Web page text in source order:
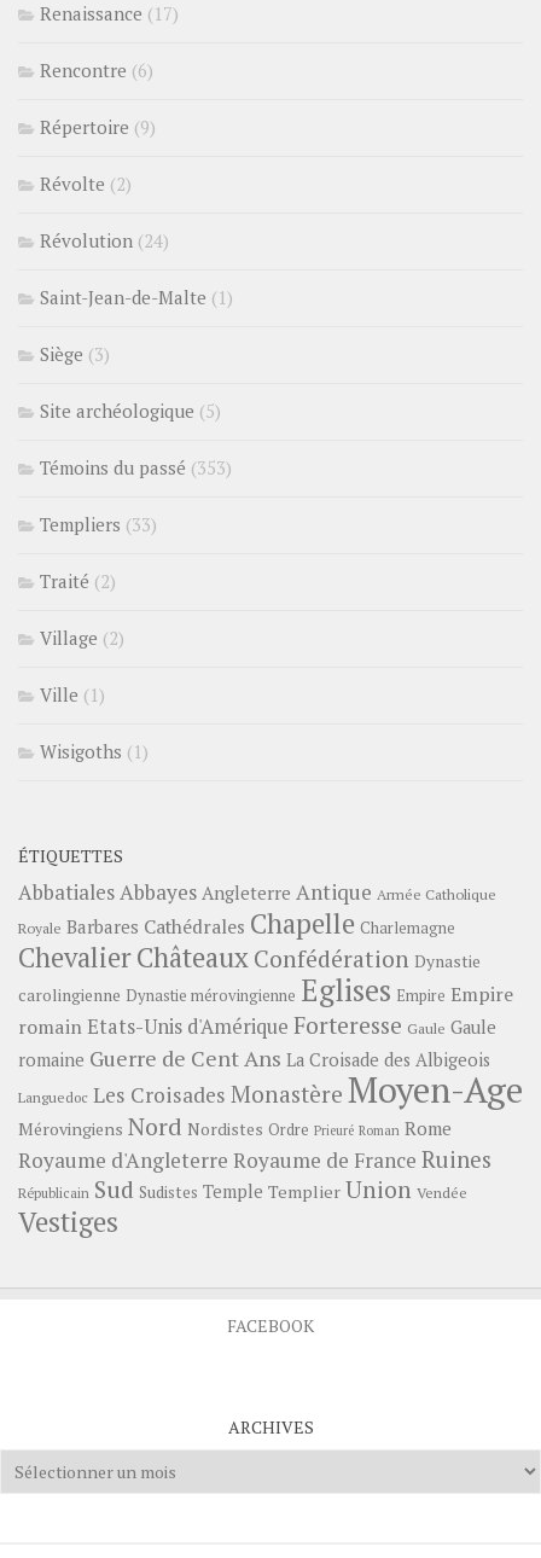
Renaissance (17)
Rencontre (6)
Répertoire (9)
Révolte (2)
Révolution (24)
Saint-Jean-de-Malte (1)
Siège (3)
Site archéologique (5)
Témoins du passé (353)
Templiers (33)
Traité (2)
Village (2)
Ville (1)
Wisigoths (1)
ÉTIQUETTES
AbbatialesAbbayes Angleterre Antique Armée Catholique
Royale Barbares Cathédrales Chapelle Charlemagne
ChevalierChâteauxConfédération Dynastie
carolingienne Dynastie mérovingienne Eglises Empire Empire
romainEtats-Unis d'Amérique Forteresse Gaule Gaule
romaine Guerre de Cent Ans La Croisade des Albigeois
Languedoc Les Croisades Monastère Moyen-Age
Mérovingiens Nord Nordistes Ordre Prieuré Roman Rome
Royaume d'Angleterre Royaume de France Ruines
Républicain Sud Sudistes Temple Templier Union Vendée
Vestiges
FACEBOOK
ARCHIVES
Archives